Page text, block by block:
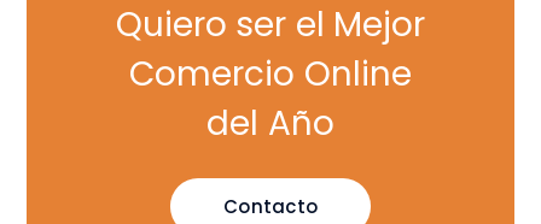
Quiero ser el Mejor
Comercio Online
del Año
Contacto